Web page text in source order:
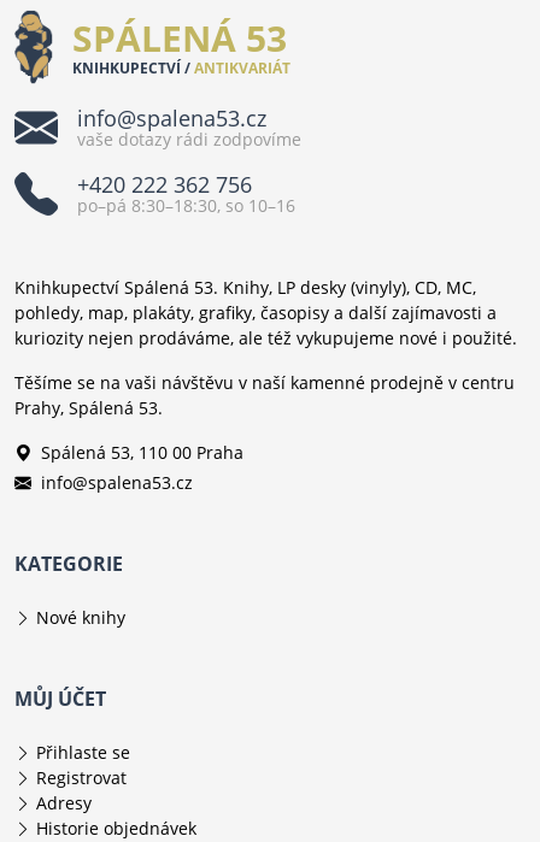
SPÁLENÁ 53
KNIHKUPECTVÍ /ANTIKVARIÁT
info@spalena53.cz
vaše dotazy rádi zodpovíme
+420 222 362 756
po–pá 8:30–18:30, so 10–16
Knihkupectví Spálená 53. Knihy, LP desky (vinyly), CD, MC,
pohledy, map, plakáty, grafiky, časopisy a další zajímavosti a
kuriozity nejen prodáváme, ale též vykupujeme nové i použité.
Těšíme se na vaši návštěvu v naší kamenné prodejně v centru
Prahy, Spálená 53.
Spálená 53, 110 00 Praha
info@spalena53.cz
KATEGORIE
Nové knihy
MŮJ ÚČET
Přihlaste se
Registrovat
Adresy
Historie objednávek